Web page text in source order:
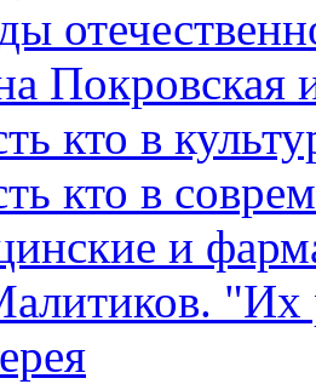
Покровская
кто в
кто в
и
"Их